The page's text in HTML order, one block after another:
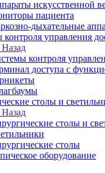
искусственной
пациента
дыхательные
управления
Назад
контроля
доступа с
столы и
Назад
столы и
столы
оборудование